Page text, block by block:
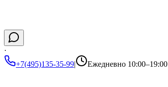
·
+7(495)135-35-99| Ежедневно 10:00–19:00